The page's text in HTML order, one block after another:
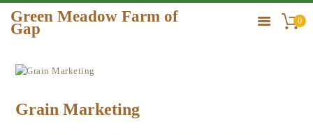
Green Meadow Farm of
Gap 0
ORDER
Grain Marketing